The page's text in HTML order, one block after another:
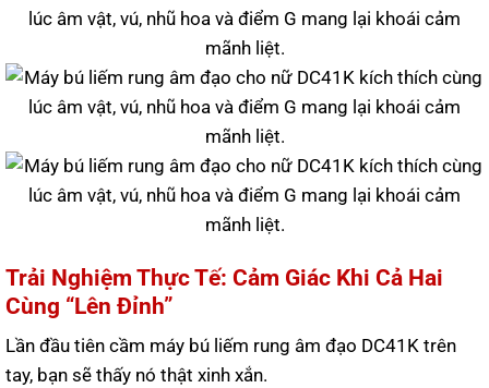
Trải Nghiệm Thực Tế: Cảm Giác Khi Cả Hai
Cùng “Lên Đỉnh”
Lần đầu tiên cầm máy bú liếm rung âm đạo DC41K trên
tay, bạn sẽ thấy nó thật xinh xắn.